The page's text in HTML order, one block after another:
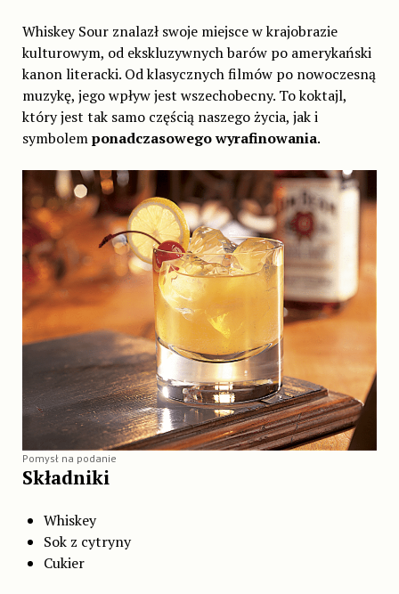
Whiskey Sour znalazł swoje miejsce w krajobrazie
kulturowym, od ekskluzywnych barów po amerykański
kanon literacki. Od klasycznych filmów po nowoczesną
muzykę, jego wpływ jest wszechobecny. To koktajl,
który jest tak samo częścią naszego życia, jak i
symbolemponadczasowego wyrafinowania.
Pomysł na podanie
Składniki
Whiskey
Sok z cytryny
Cukier